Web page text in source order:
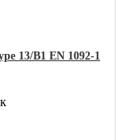
13/B1 EN 1092-1